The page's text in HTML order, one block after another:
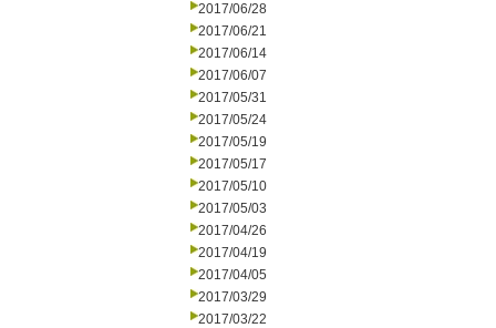
2017/06/28
2017/06/21
2017/06/14
2017/06/07
2017/05/31
2017/05/24
2017/05/19
2017/05/17
2017/05/10
2017/05/03
2017/04/26
2017/04/19
2017/04/05
2017/03/29
2017/03/22